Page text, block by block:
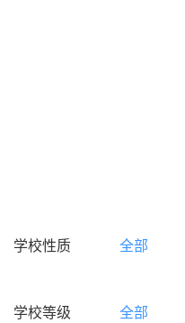
学校性质
全部
学校等级
全部